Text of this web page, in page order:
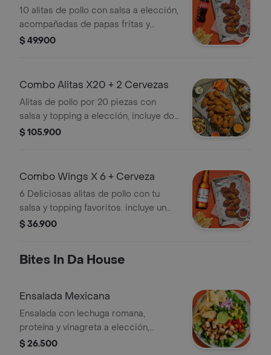
10 alitas de pollo con salsa a elección,
acompañadas de papas fritas y
bebida. Incluye topping opcional.
$ 49.900
Combo Alitas X20 + 2 Cervezas
Alitas de pollo por 20 piezas con
salsa y topping a elección, incluye dos
acompañamientos y dos cervezas a
$ 105.900
Combo Wings X 6 + Cerveza
6 Deliciosas alitas de pollo con tu
salsa y topping favoritos. incluye un
acompañamiento y cerveza de tu
$ 36.900
Bites In Da House
Ensalada Mexicana
Ensalada con lechuga romana,
proteína y vinagreta a elección,
cebolla morada, tomate cherry,
$ 26.500